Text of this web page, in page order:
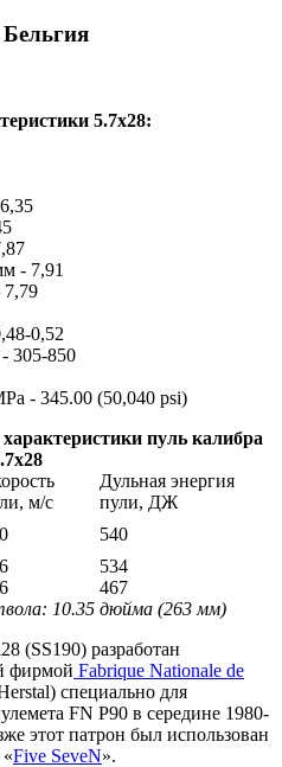
5.7х28:
- 7,91
0,52
305-850
- 345.00 (50,040 psi)
пуль калибра
м/с
Дульная энергия
пули, ДЖ
540
534
467
10.35 дюйма (263 мм)
(SS190) разработан
фирмой Fabrique Nationale de
специально для
FN P90 в середине 1980-
этот патрон был использован
Five SeveN».